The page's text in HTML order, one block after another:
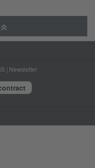
| Newsletter